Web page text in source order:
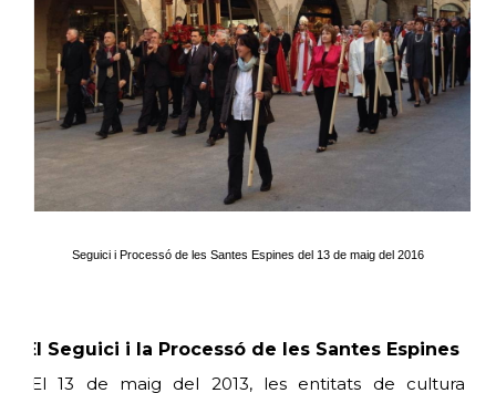
Seguici i Processó de les Santes Espines del 13 de maig del 2016
El Seguici i la Processó de les Santes Espines
El 13 de maig del 2013, les entitats de cultura